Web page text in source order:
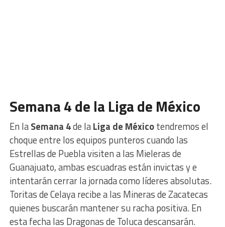
Semana 4 de la Liga de México
En laSemana 4de laLiga de Méxicotendremos el
choque entre los equipos punteros cuando las
Estrellas de Puebla visiten a las Mieleras de
Guanajuato, ambas escuadras están invictas y e
intentarán cerrar la jornada como líderes absolutas.
Toritas de Celaya recibe a las Mineras de Zacatecas
quienes buscarán mantener su racha positiva. En
esta fecha las Dragonas de Toluca descansarán.